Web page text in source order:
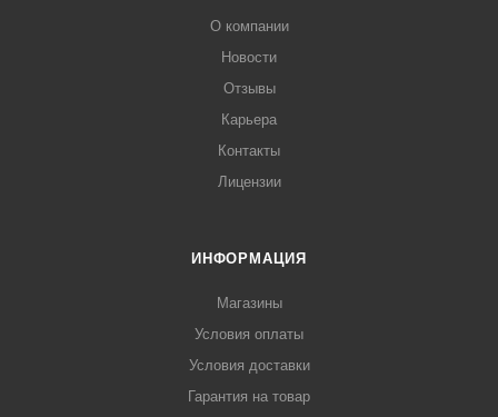
О компании
Новости
Отзывы
Карьера
Контакты
Лицензии
ИНФОРМАЦИЯ
Магазины
Условия оплаты
Условия доставки
Гарантия на товар